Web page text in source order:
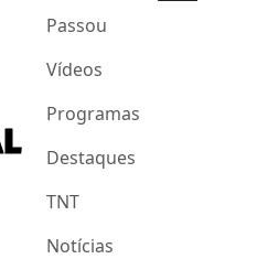
Passou
Vídeos
Programas
Destaques
TNT
Notícias